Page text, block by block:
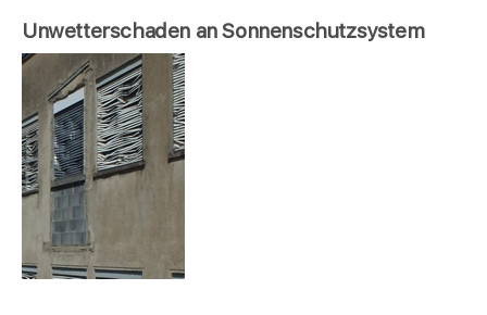
Unwetterschaden an Sonnenschutzsystem